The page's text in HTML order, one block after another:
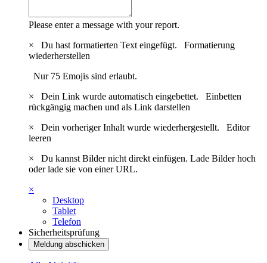
Please enter a message with your report.
×
Du hast formatierten Text eingefügt. Formatierung
wiederherstellen
Nur 75 Emojis sind erlaubt.
×
Dein Link wurde automatisch eingebettet. Einbetten
rückgängig machen und als Link darstellen
×
Dein vorheriger Inhalt wurde wiederhergestellt. Editor
leeren
×
Du kannst Bilder nicht direkt einfügen. Lade Bilder hoch
oder lade sie von einer URL.
×
Desktop
Tablet
Telefon
Sicherheitsprüfung
Meldung abschicken